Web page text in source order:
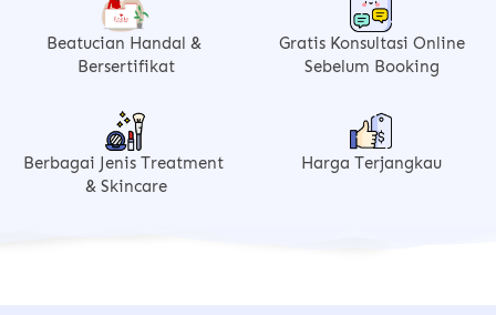
Beatucian Handal &
Bersertifikat
Gratis Konsultasi Online
Sebelum Booking
Berbagai Jenis Treatment
& Skincare
Harga Terjangkau